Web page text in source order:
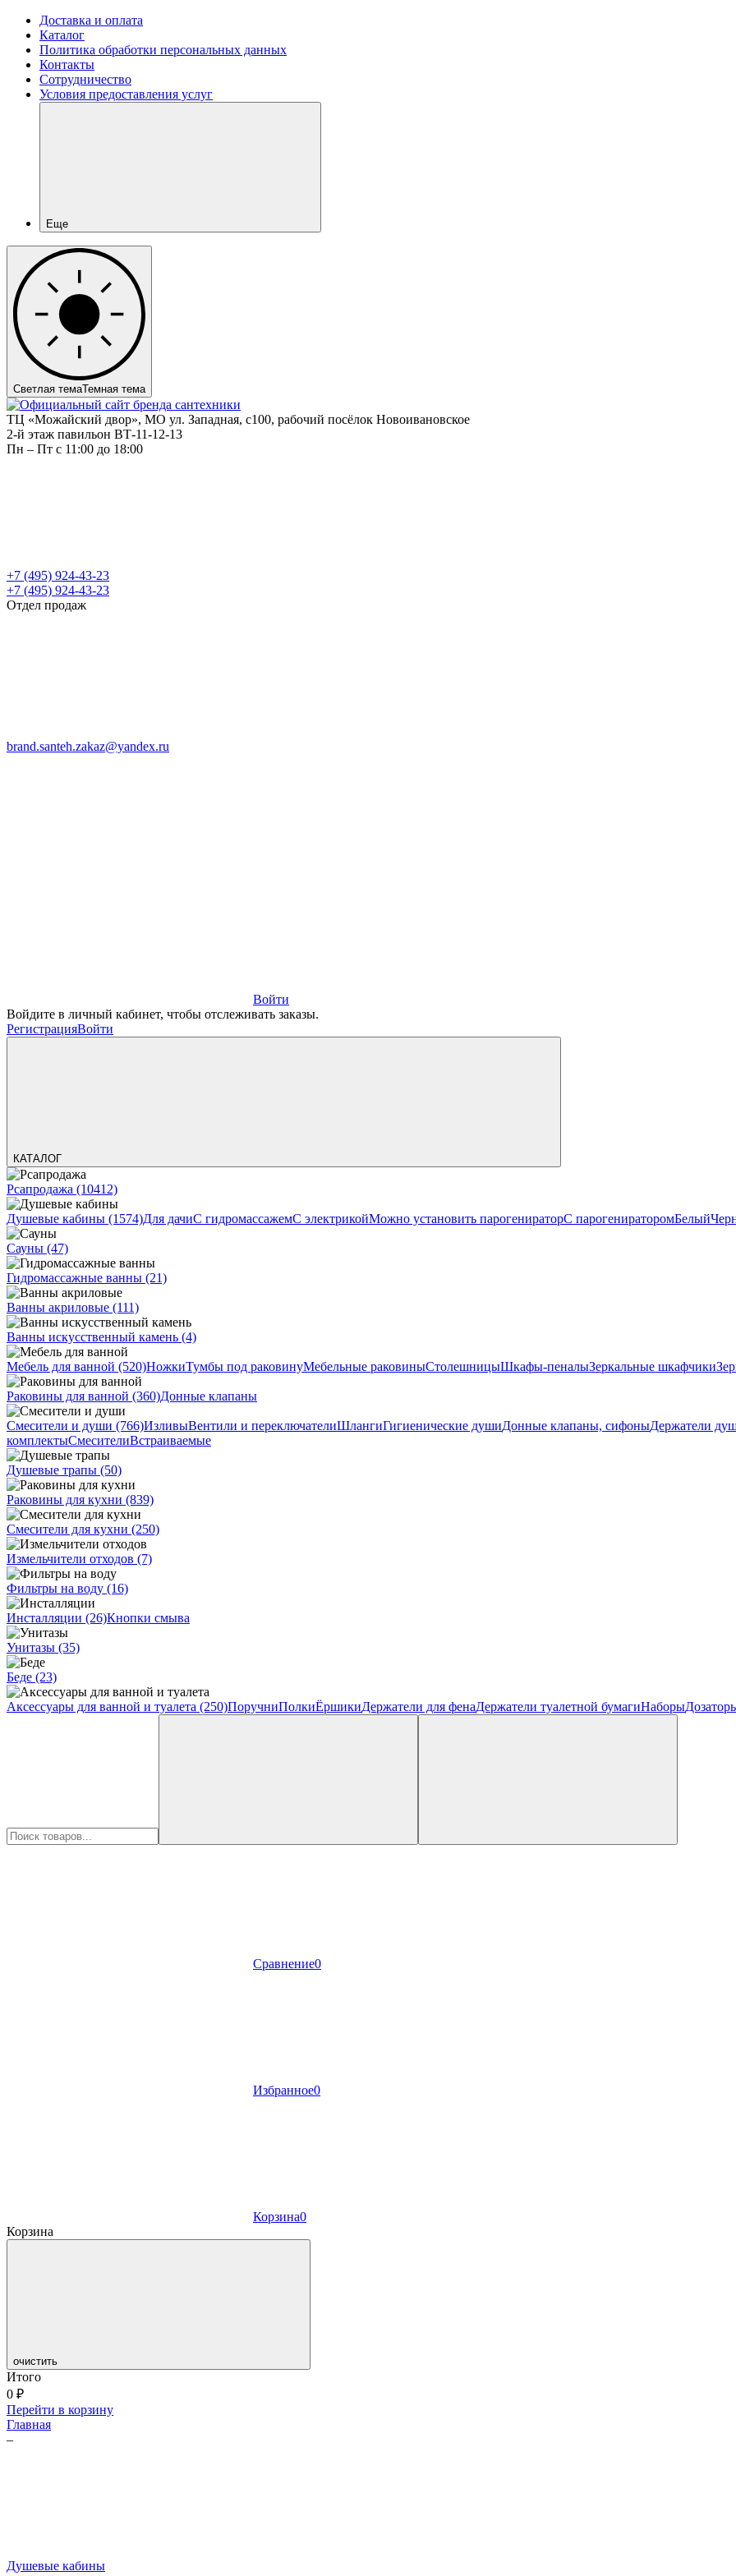
Доставка и оплата
Каталог
Политика обработки персональных данных
Контакты
Сотрудничество
Условия предоставления услуг
Еще
Светлая темаТемная тема
ТЦ «Можайский двор», МО ул. Западная, с100, рабочий посёлок Новоивановское
2-й этаж павильон ВТ-11-12-13
Пн – Пт c 11:00 до 18:00
+7 (495) 924-43-23
+7 (495) 924-43-23
Отдел продаж
brand.santeh.zakaz@yandex.ru
Войти
Войдите в личный кабинет, чтобы отслеживать заказы.
РегистрацияВойти
КАТАЛОГ
Рсапродажа (10412)
Душевые кабины (1574)Для дачиС гидромассажемС электрикойМожно установить парогенираторС парогенираторомБелый
Сауны (47)
Гидромассажные ванны (21)
Ванны акриловые (111)
Ванны искусственный камень (4)
Мебель для ванной (520)НожкиТумбы под раковинуМебельные раковиныСтолешницыШкафы-пеналыЗеркальные шкафчики
Раковины для ванной (360)Донные клапаны
Смесители и души (766)ИзливыВентили и переключателиШлангиГигиенические душиДонные клапаны, сифоныДержатели
комплектыСмесителиВстраиваемые
Душевые трапы (50)
Раковины для кухни (839)
Смесители для кухни (250)
Измельчители отходов (7)
Фильтры на воду (16)
Инсталляции (26)Кнопки смыва
Унитазы (35)
Беде (23)
Аксессуары для ванной и туалета (250)ПоручниПолкиЁршикиДержатели для фенаДержатели туалетной бумагиНаборы
Сравнение0
Избранное0
Корзина0
Корзина
очистить
Итого
0 ₽
Перейти в корзину
Главная
–
Душевые кабины